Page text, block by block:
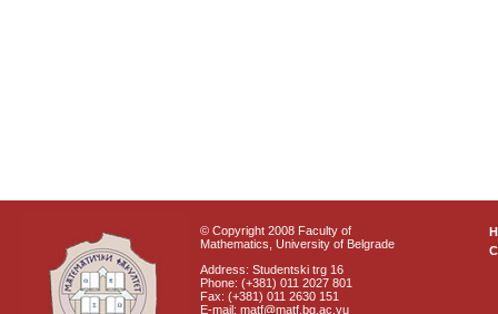
© Copyright 2008 Faculty of
Mathematics, University of Belgrade
Address: Studentski trg 16
Phone: (+381) 011 2027 801
Fax: (+381) 011 2630 151
E-mail: matf@matf.bg.ac.yu